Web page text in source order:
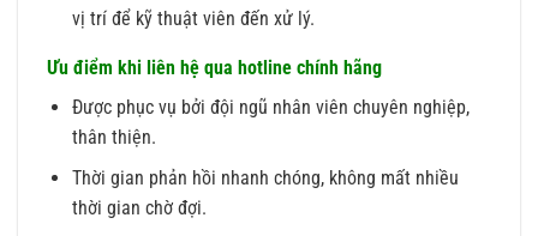
vị trí để kỹ thuật viên đến xử lý.
Ưu điểm khi liên hệ qua hotline chính hãng
Được phục vụ bởi đội ngũ nhân viên chuyên nghiệp,
thân thiện.
Thời gian phản hồi nhanh chóng, không mất nhiều
thời gian chờ đợi.